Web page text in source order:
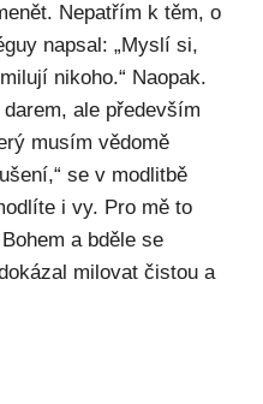
Nepatřím k těm, o
napsal: „Myslí si,
nikoho.“ Naopak.
ale především
musím vědomě
se v modlitbě
i vy. Pro mě to
a bděle se
milovat čistou a